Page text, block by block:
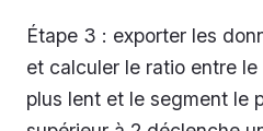
Étape 3 : exporter les
et calculer le ratio entre
plus lent et le segment le